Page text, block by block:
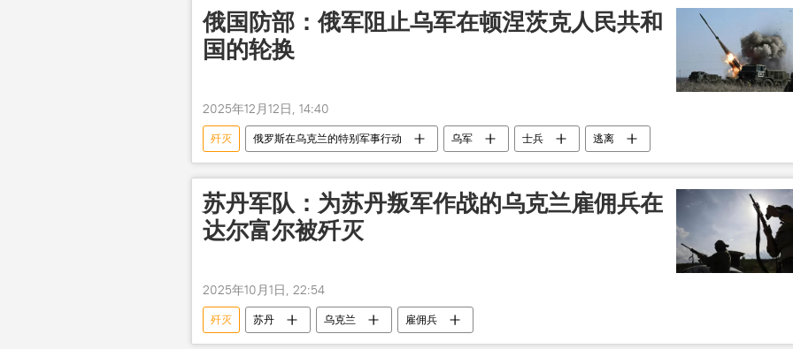
俄国防部：俄军阻止乌军在顿涅茨克人民共和
国的轮换
2025年12月12日, 14:40
歼灭 俄罗斯在乌克兰的特别军事行动 乌军 士兵 逃离
苏丹军队：为苏丹叛军作战的乌克兰雇佣兵在
达尔富尔被歼灭
2025年10月1日, 22:54
歼灭 苏丹 乌克兰 雇佣兵